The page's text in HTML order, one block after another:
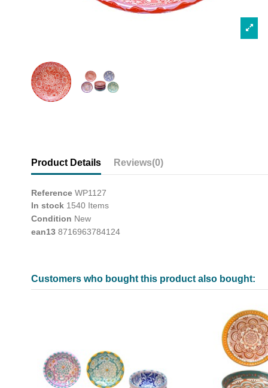
Product Details Reviews(0)
Reference WP1127
In stock 1540 Items
Condition New
ean13 8716963784124
Customers who bought this product also bought: